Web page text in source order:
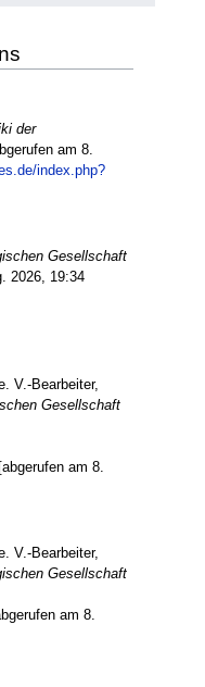
der
am 8.
index.php?
Gesellschaft
2026, 19:34
V.-Bearbeiter,
Gesellschaft
am 8.
V.-Bearbeiter,
Gesellschaft
am 8.